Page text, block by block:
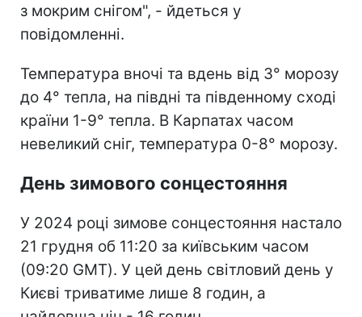
з мокрим снігом", - йдеться у
повідомленні.
Температура вночі та вдень від 3° морозу
до 4° тепла, на півдні та південному сході
країни 1-9° тепла. В Карпатах часом
невеликий сніг, температура 0-8° морозу.
День зимового сонцестояння
У 2024 році зимове сонцестояння настало
21 грудня об 11:20 за київським часом
(09:20 GMT). У цей день світловий день у
Києві триватиме лише 8 годин, а